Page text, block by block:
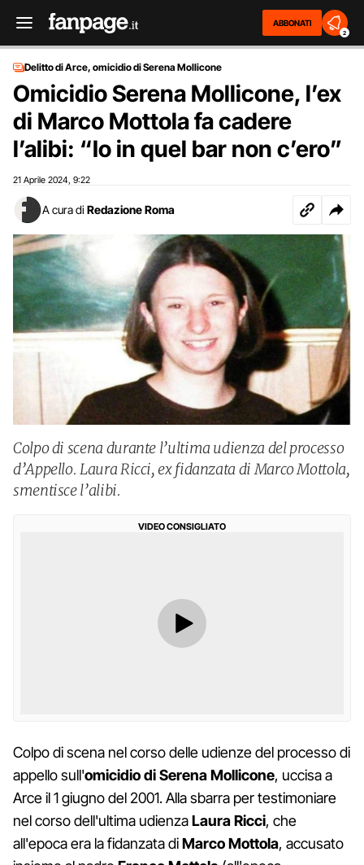
ABBONATI
2
Delitto di Arce, omicidio di Serena Mollicone
Omicidio Serena Mollicone, l’ex
di Marco Mottola fa cadere
l’alibi: “Io in quel bar non c’ero”
21 Aprile 2024 9:22
A cura di Redazione Roma
Colpo di scena durante l’ultima udienza del processo
d’Appello. Laura Ricci, ex fidanzata di Marco Mottola,
smentisce l’alibi.
VIDEO CONSIGLIATO
Colpo di scena nel corso delle udienze del processo di
appello sull'omicidio di Serena Mollicone, uccisa a
Arce il 1 giugno del 2001. Alla sbarra per testimoniare
nel corso dell'ultima udienzaLaura Ricci, che
all'epoca era la fidanzata diMarco Mottola, accusato